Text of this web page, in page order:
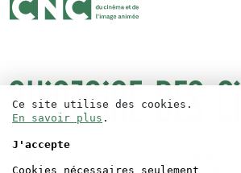
Accréditations
Mentions
Ce site utilise des cookies.
En savoir plus .
J'accepte
Cookies nécessaires seulement